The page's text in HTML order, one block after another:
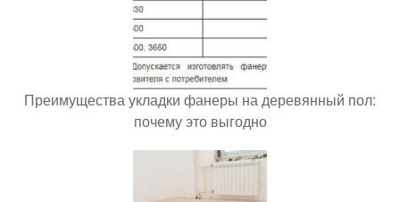
Преимущества укладки фанеры на деревянный пол:
почему это выгодно